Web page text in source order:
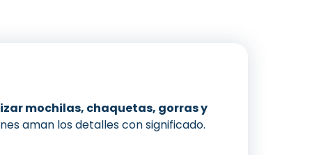
mochilas, chaquetas, gorras y
aman los detalles con significado.